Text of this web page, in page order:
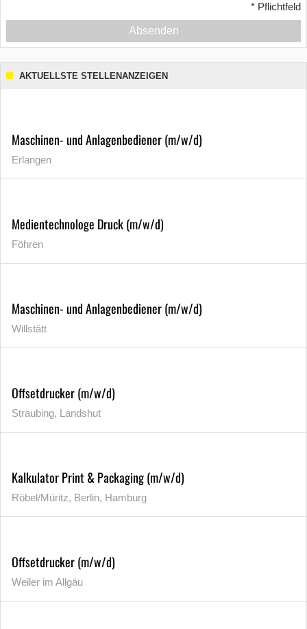
* Pflichtfeld
Absenden
AKTUELLSTE STELLENANZEIGEN
Maschinen- und Anlagenbediener (m/w/d)
Erlangen
Medientechnologe Druck (m/w/d)
Föhren
Maschinen- und Anlagenbediener (m/w/d)
Willstätt
Offsetdrucker (m/w/d)
Straubing, Landshut
Kalkulator Print & Packaging (m/w/d)
Röbel/Müritz, Berlin, Hamburg
Offsetdrucker (m/w/d)
Weiler im Allgäu